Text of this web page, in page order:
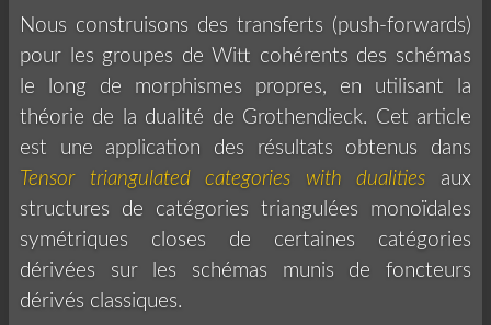
Nous construisons des transferts (push-forwards)
pour les groupes de Witt cohérents des schémas
le long de morphismes propres, en utilisant la
théorie de la dualité de Grothendieck. Cet article
est une application des résultats obtenus dans
Tensor triangulated categories with dualities aux
structures de catégories triangulées monoïdales
symétriques closes de certaines catégories
dérivées sur les schémas munis de foncteurs
dérivés classiques.